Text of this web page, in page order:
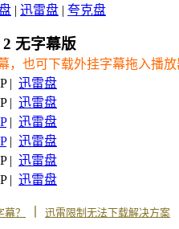
| 迅雷盘 | 夸克盘
2 无字幕版
，也可下载外挂字幕拖入播放
| 迅雷盘
| 迅雷盘
| 迅雷盘
| 迅雷盘
| 迅雷盘
| 迅雷盘
？ 迅雷限制无法下载解决方案